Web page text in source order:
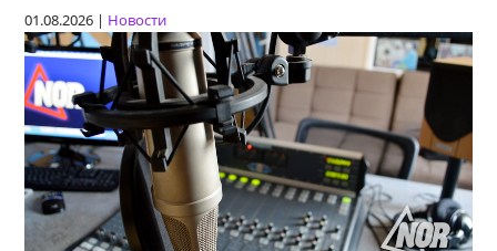
01.08.2026 | Новости